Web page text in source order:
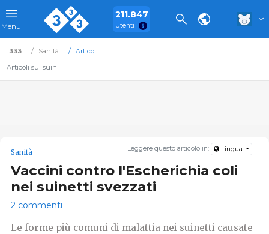
Menu
211.847
Utenti
333 Sanità
Articoli
Articoli sui suini
Leggere questo articolo in: Lingua
Sanità
Vaccini contro l'Escherichia coli
nei suinetti svezzati
2 commenti
Le forme più comuni di malattia nei suinetti causate